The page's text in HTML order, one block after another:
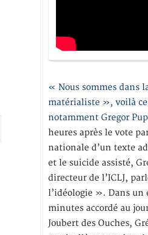
« Nous sommes dans
matérialiste », voilà
notamment Gregor
heures après le vote
nationale d’un texte
et le suicide assisté,
directeur de l’ICLJ,
l’idéologie ». Dans un
minutes accordé au
Joubert des Ouches,